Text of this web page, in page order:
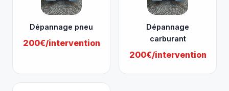
Dépannage pneu
200€/intervention
Dépannage
carburant
200€/intervention